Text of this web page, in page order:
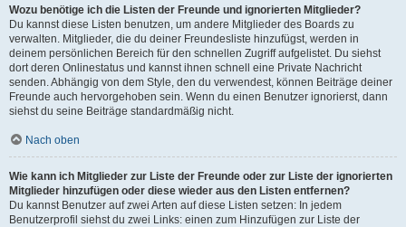
Wozu benötige ich die Listen der Freunde und ignorierten Mitglieder?
Du kannst diese Listen benutzen, um andere Mitglieder des Boards zu
verwalten. Mitglieder, die du deiner Freundesliste hinzufügst, werden in
deinem persönlichen Bereich für den schnellen Zugriff aufgelistet. Du siehst
dort deren Onlinestatus und kannst ihnen schnell eine Private Nachricht
senden. Abhängig von dem Style, den du verwendest, können Beiträge deiner
Freunde auch hervorgehoben sein. Wenn du einen Benutzer ignorierst, dann
siehst du seine Beiträge standardmäßig nicht.
Nach oben
Wie kann ich Mitglieder zur Liste der Freunde oder zur Liste der ignorierten
Mitglieder hinzufügen oder diese wieder aus den Listen entfernen?
Du kannst Benutzer auf zwei Arten auf diese Listen setzen: In jedem
Benutzerprofil siehst du zwei Links: einen zum Hinzufügen zur Liste der